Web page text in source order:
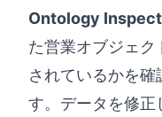
Ontology
た営業オブジェ
されているかを
す。データを修正